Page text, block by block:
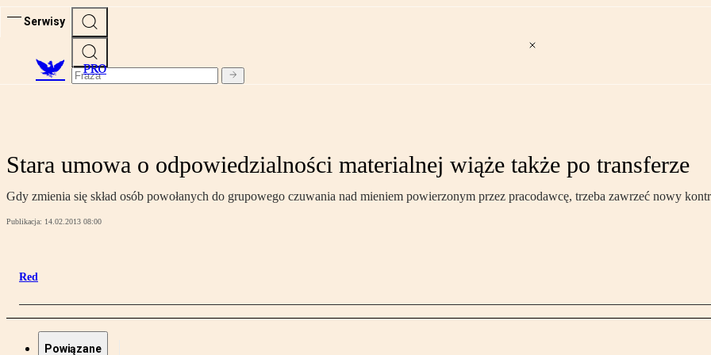
Serwisy
PRO
Stara umowa o odpowiedzialności materialnej wiąże także po transferze
Gdy zmienia się skład osób powołanych do grupowego czuwania nad mieniem powierzonym przez pracodawcę, trzeba zawrzeć nowy
Publikacja: 14.02.2013 08:00
Red
Powiązane